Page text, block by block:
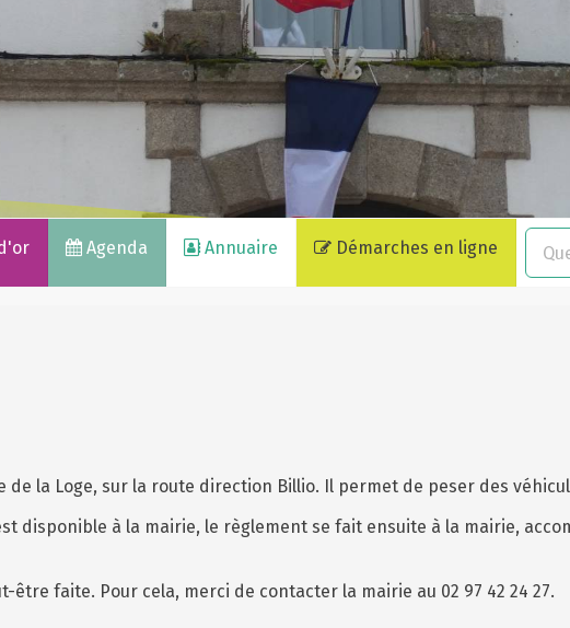
Agenda Annuaire Démarches en ligne
de la Loge, sur la route direction Billio. Il permet de peser des
disponible à la mairie, le règlement se fait ensuite à la mairie,
faite. Pour cela, merci de contacter la mairie au 02 97 42 24 27.